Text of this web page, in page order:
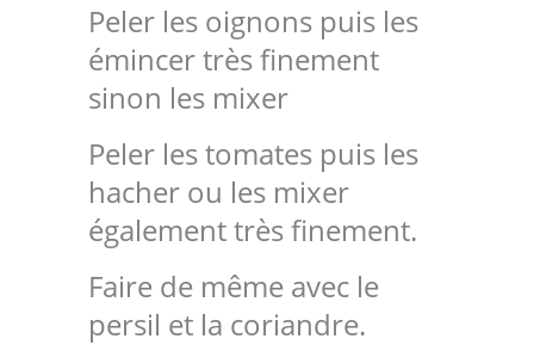
Peler les oignons puis les
émincer très finement
sinon les mixer
Peler les tomates puis les
hacher ou les mixer
également très finement.
Faire de même avec le
persil et la coriandre.